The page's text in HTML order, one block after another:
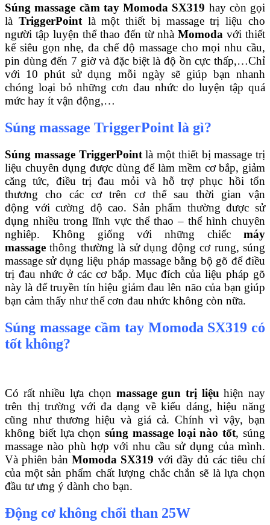
Súng massage cầm tay Momoda SX319 hay còn gọi
là TriggerPointlà một thiết bị massage trị liệu cho
người tập luyện thể thao đến từ nhà Momoda với thiết
kế siêu gọn nhẹ, đa chế độ massage cho mọi nhu cầu,
pin dùng đến 7 giờ và đặc biệt là độ ồn cực thấp,…Chỉ
với 10 phút sử dụng mỗi ngày sẽ giúp bạn nhanh
chóng loại bỏ những cơn đau nhức do luyện tập quá
mức hay ít vận động,…
Súng massage TriggerPoint là gì?
Súng massage TriggerPointlà một thiết bị massage trị
liệu chuyên dụng được dùng để làm mềm cơ bắp, giảm
căng tức, điều trị đau mỏi và hỗ trợ phục hồi tổn
thương cho các cơ trên cơ thể sau thời gian vận
động với cường độ cao. Sản phẩm thường được sử
dụng nhiều trong lĩnh vực thể thao – thể hình chuyên
nghiêp. Không giống với những chiếc máy
massage thông thường là sử dụng động cơ rung, súng
massage sử dụng liệu pháp massage bằng bộ gõ để điều
trị đau nhức ở các cơ bắp. Mục đích của liệu pháp gõ
này là để truyền tín hiệu giảm đau lên não của bạn giúp
bạn cảm thấy như thể cơn đau nhức không còn nữa.
Súng massage cầm tay Momoda SX319 có
tốt không?
Có rất nhiều lựa chọn massage gun trị liệuhiện nay
trên thị trường với đa dạng về kiểu dáng, hiệu năng
cũng như thương hiệu và giá cả. Chính vì vậy, bạn
không biết lựa chọnsúng massage loại nào tốt, súng
massage nào phù hợp với nhu cầu sử dụng của mình.
Và phiên bảnMomoda SX319 với đầy đủ các tiêu chí
của một sản phẩm chất lượng chắc chắn sẽ là lựa chọn
đầu tư ưng ý dành cho bạn.
Động cơ không chổi than 25W